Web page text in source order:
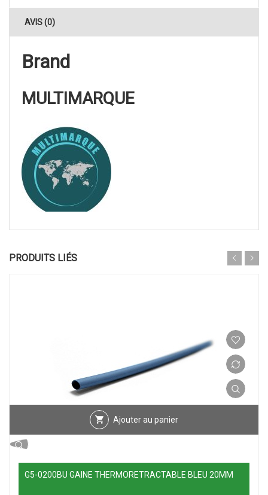
AVIS (0)
Brand
MULTIMARQUE
PRODUITS LIÉS
Ajouter au panier
G5-0200BU GAINE THERMORETRACTABLE BLEU 20MM